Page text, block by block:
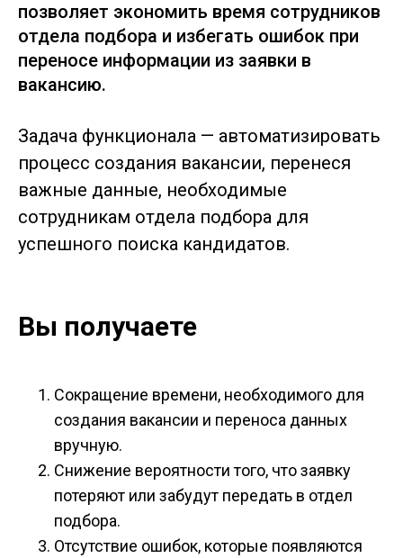
позволяет экономить время сотрудников
отдела подбора и избегать ошибок при
переносе информации из заявки в
вакансию.
Задача функционала — автоматизировать
процесс создания вакансии, перенеся
важные данные, необходимые
сотрудникам отдела подбора для
успешного поиска кандидатов.
Вы получаете
Сокращение времени, необходимого для
создания вакансии и переноса данных
вручную.
Снижение вероятности того, что заявку
потеряют или забудут передать в отдел
подбора.
Отсутствие ошибок, которые появляются